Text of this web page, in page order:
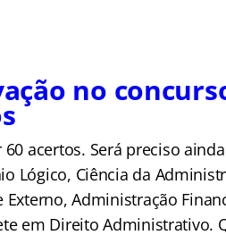
no
acertos. Será preciso
Lógico, Ciência da
Administração
em Direito Administrativo.